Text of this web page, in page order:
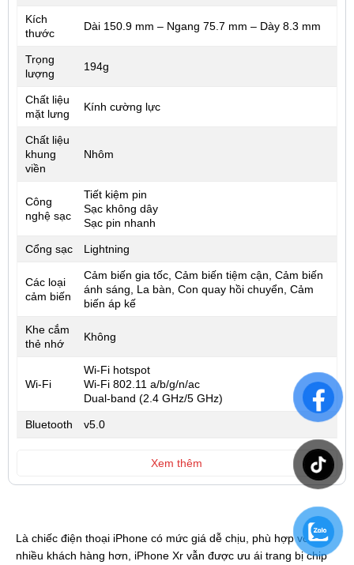
Là chiếc điện thoại iPhone có mức giá dễ chịu, phù hợp với
nhiều khách hàng hơn, iPhone Xr vẫn được ưu ái trang bị chip
Kích
thước
Dài 150.9 mm – Ngang 75.7 mm – Dày 8.3 mm
Trọng
lượng
194g
Chất liệu
mặt lưng
Kính cường lực
Chất liệu
khung
viền
Nhôm
Công
nghệ sạc
Tiết kiệm pin
Sạc không dây
Sạc pin nhanh
Cổng sạc Lightning
Các loại
cảm biến
Cảm biến gia tốc, Cảm biến tiệm cận, Cảm biến
ánh sáng, La bàn, Con quay hồi chuyển, Cảm
biến áp kế
Khe cắm
thẻ nhớ
Không
Wi-Fi
Wi-Fi hotspot
Wi-Fi 802.11 a/b/g/n/ac
Dual-band (2.4 GHz/5 GHz)
Bluetooth v5.0
Xem thêm